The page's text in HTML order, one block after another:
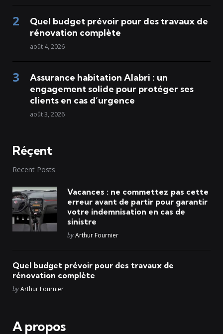
Quel budget prévoir pour des travaux de
rénovation complète
août 4, 2026
Assurance habitation Alabri : un
engagement solide pour protéger ses
clients en cas d’urgence
août 3, 2026
Réçent
Recent Posts
Vacances : ne commettez pas cette
erreur avant de partir pour garantir
votre indemnisation en cas de
sinistre
Posted
byArthur Fournier
Quel budget prévoir pour des travaux de
rénovation complète
Posted
byArthur Fournier
A propos